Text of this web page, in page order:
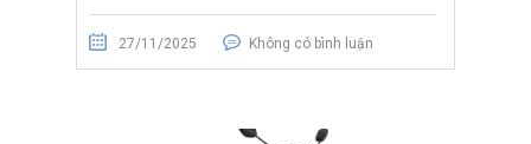
27/11/2025 Không có bình luận